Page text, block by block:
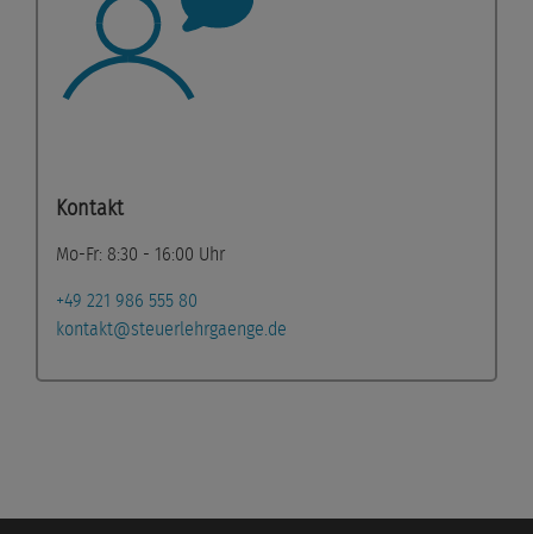
Kontakt
Mo-Fr: 8:30 - 16:00 Uhr
+49 221 986 555 80
kontakt@steuerlehrgaenge.de